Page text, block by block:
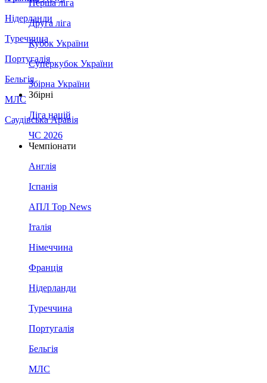
Нідерланди
Туреччина
Португалія
Бельгія
МЛС
Саудівська Аравія
Перша ліга
Друга ліга
Кубок України
Суперкубок України
Збірна України
Збірні
Ліга націй
ЧС 2026
Чемпіонати
Англія
Іспанія
АПЛ Top News
Італія
Німеччина
Франція
Нідерланди
Туреччина
Португалія
Бельгія
МЛС